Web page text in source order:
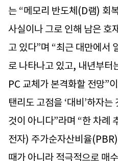
는 “메모리 반도체(D램) 회
사실이나 그로 인해 남은 호
고 있다”며 “최근 대만에서
로 나타나고 있고, 내년부터
PC 교체가 본격화할 전망”
탠리도 고점을 ‘대비’하자
것이 아니다”라며 “한 차례
전자) 주가순자산비율
때가 아니라 적극적으로 매